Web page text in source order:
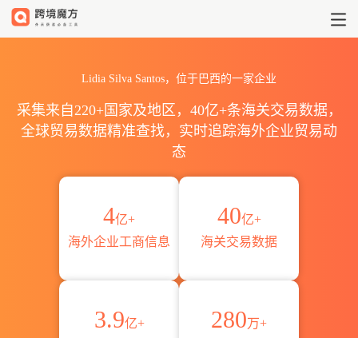
Lidia Silva Santos，位于巴西的一家企业
采集来自220+国家及地区，40亿+条海关交易数据，
全球贸易数据精准查找，实时追踪海外企业贸易动
态
4亿+
海外企业工商信息
40亿+
海关交易数据
3.9亿+
280万+